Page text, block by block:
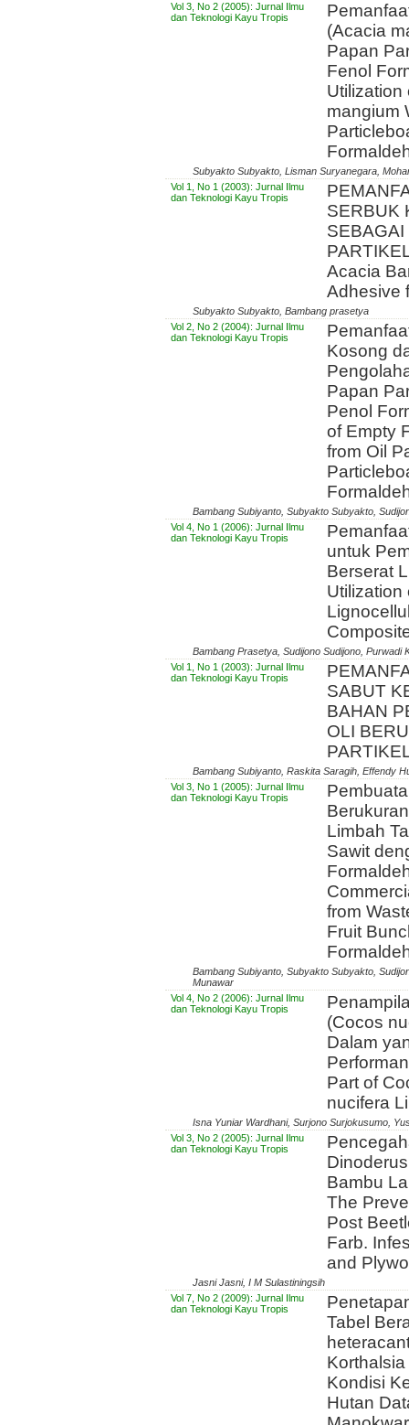
Vol 3, No 2 (2005): Jurnal Ilmu
dan Teknologi Kayu Tropis
(Acacia
Papan
Fenol
Utilization
mangium
Subyakto Subyakto, Lisman Suryanegara,
Vol 1, No 1 (2003): Jurnal Ilmu
dan Teknologi Kayu Tropis
SERBUK
SEBAGAI
Acacia
Adhesive
Subyakto Subyakto, Bambang prasetya
Vol 2, No 2 (2004): Jurnal Ilmu
dan Teknologi Kayu Tropis
Kosong
Papan
Penol
of Empty
from Oil
Bambang Subiyanto, Subyakto Subyakto,
Vol 4, No 1 (2006): Jurnal Ilmu
dan Teknologi Kayu Tropis
untuk
Berserat
Utilization
Bambang Prasetya, Sudijono Sudijono, Purwadi
Vol 1, No 1 (2003): Jurnal Ilmu
dan Teknologi Kayu Tropis
SABUT
BAHAN
OLI
Bambang Subiyanto, Raskita Saragih, Effendy
Vol 3, No 1 (2005): Jurnal Ilmu
dan Teknologi Kayu Tropis
Limbah
Sawit
from
Fruit
Bambang Subiyanto, Subyakto Subyakto,
Munawar
Vol 4, No 2 (2006): Jurnal Ilmu
dan Teknologi Kayu Tropis
(Cocos
Dalam
Part of
nucifera
Isna Yuniar Wardhani, Surjono Surjokusumo,
Vol 3, No 2 (2005): Jurnal Ilmu
dan Teknologi Kayu Tropis
Bambu
The
Post
Farb.
and
Jasni Jasni, I M Sulastiningsih
Vol 7, No 2 (2009): Jurnal Ilmu
dan Teknologi Kayu Tropis
Tabel
Kondisi
Hutan